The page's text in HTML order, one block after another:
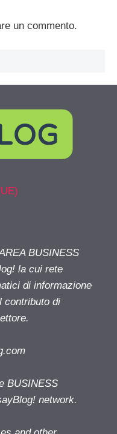
un commento.
BUSINESS
la cui rete
di informazione
contributo di
BUSINESS
network.